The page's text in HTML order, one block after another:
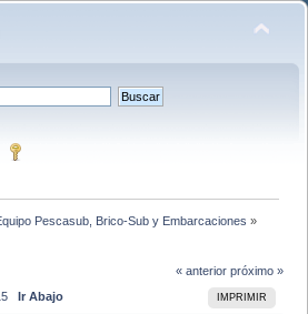
Pescasub, Brico-Sub y Embarcaciones »
« anterior próximo »
IMPRIMIR
Ir Abajo